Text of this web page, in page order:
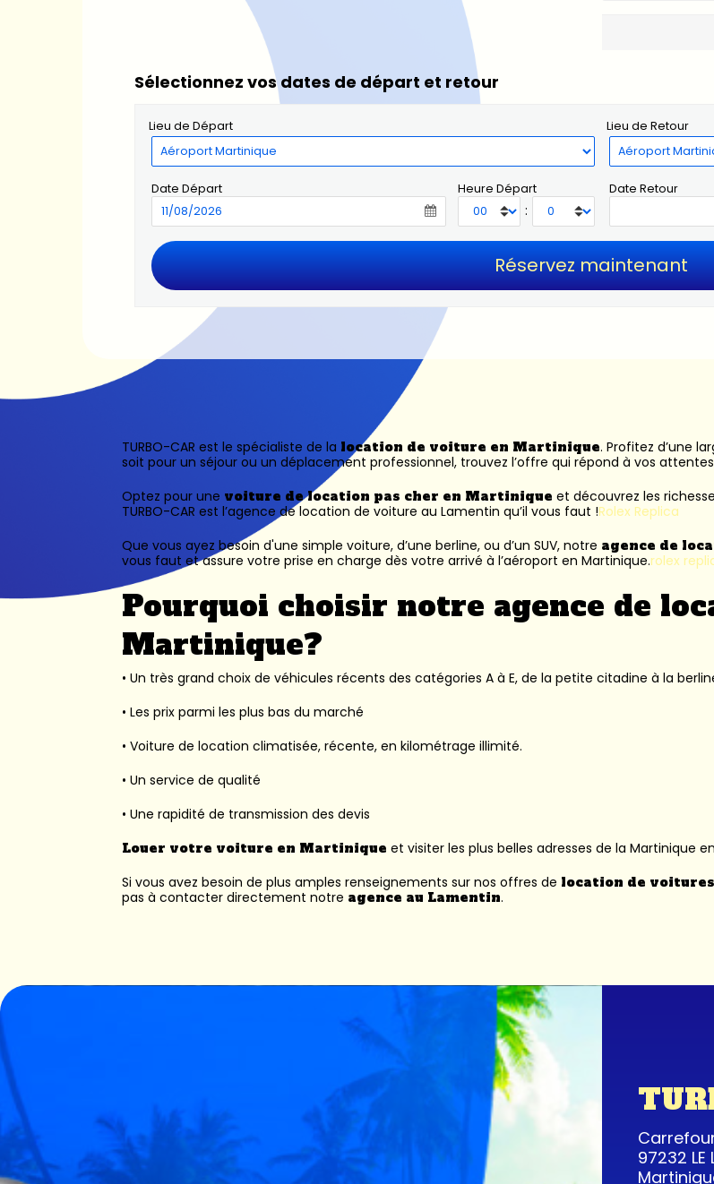
Sélectionnez vos dates de départ et retour
Lieu de Départ Lieu de Retour
Date Départ Heure Départ
:
Date Retour
TURBO-CAR est le spécialiste de la location de voiture en Martinique. Profitez d’une
soit pour un séjour ou un déplacement professionnel, trouvez l’offre qui répond à vos
Optez pour une voiture de location pas cher en Martinique et découvrez les
TURBO-CAR est l’agence de location de voiture au Lamentin qu’il vous faut !Rolex Replica
Que vous ayez besoin d'une simple voiture, d’une berline, ou d’un SUV, notre agence de
vous faut et assure votre prise en charge dès votre arrivé à l’aéroport en Martinique.rolex
Pourquoi choisir notre agence de
Martinique?
• Un très grand choix de véhicules récents des catégories A à E, de la petite citadine à la
• Les prix parmi les plus bas du marché
• Voiture de location climatisée, récente, en kilométrage illimité.
• Un service de qualité
• Une rapidité de transmission des devis
Louer votre voiture en Martinique et visiter les plus belles adresses de la Martinique
Si vous avez besoin de plus amples renseignements sur nos offres de location de
pas à contacter directement notre agence au Lamentin.
97232 LE